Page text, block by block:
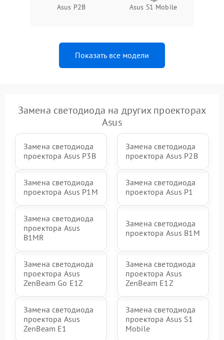
Asus P2B Asus S1 Mobile
Показать все модели
Замена светодиода на других проекторах
Asus
Замена светодиода
проектора Asus P3B
Замена светодиода
проектора Asus P2B
Замена светодиода
проектора Asus P1M
Замена светодиода
проектора Asus P1
Замена светодиода
проектора Asus
B1MR
Замена светодиода
проектора Asus B1M
Замена светодиода
проектора Asus
ZenBeam Go E1Z
Замена светодиода
проектора Asus
ZenBeam E1Z
Замена светодиода
проектора Asus
ZenBeam E1
Замена светодиода
проектора Asus S1
Mobile